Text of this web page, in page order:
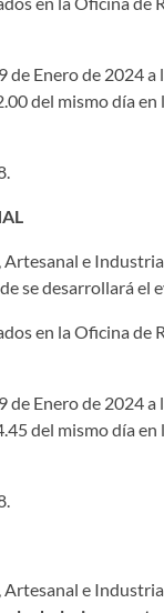
de Enero de 2024
del mismo día
e
se desarrollará el
en la Oficina de
de Enero de 2024
del mismo día
e